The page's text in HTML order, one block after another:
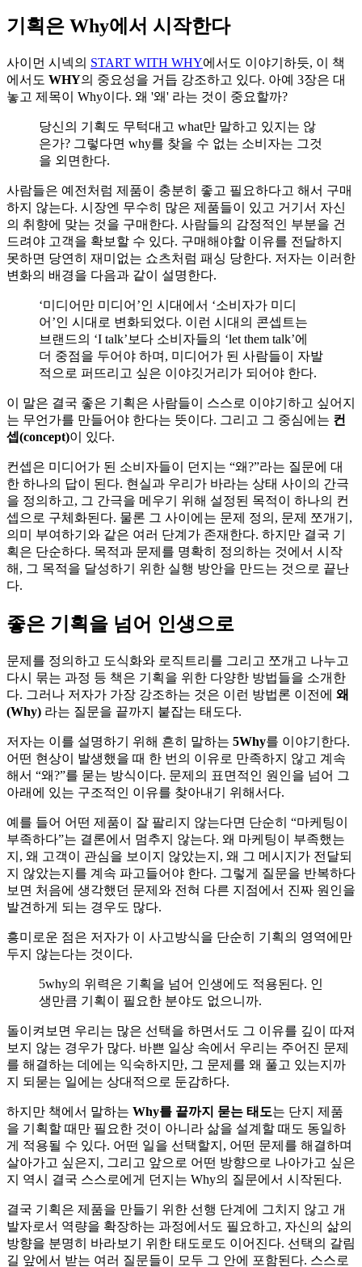
기획은 Why에서 시작한다
사이먼 시넥의 START WITH WHY에서도 이야기하듯, 이 책
에서도 WHY의 중요성을 거듭 강조하고 있다. 아예 3장은 대
놓고 제목이 Why이다. 왜 '왜' 라는 것이 중요할까?
당신의 기획도 무턱대고 what만 말하고 있지는 않
은가? 그렇다면 why를 찾을 수 없는 소비자는 그것
을 외면한다.
사람들은 예전처럼 제품이 충분히 좋고 필요하다고 해서 구매
하지 않는다. 시장엔 무수히 많은 제품들이 있고 거기서 자신
의 취향에 맞는 것을 구매한다. 사람들의 감정적인 부분을 건
드려야 고객을 확보할 수 있다. 구매해야할 이유를 전달하지
못하면 당연히 재미없는 쇼츠처럼 패싱 당한다. 저자는 이러한
변화의 배경을 다음과 같이 설명한다.
‘미디어만 미디어’인 시대에서 ‘소비자가 미디
어’인 시대로 변화되었다. 이런 시대의 콘셉트는
브랜드의 ‘I talk’보다 소비자들의 ‘let them talk’에
더 중점을 두어야 하며, 미디어가 된 사람들이 자발
적으로 퍼뜨리고 싶은 이야깃거리가 되어야 한다.
이 말은 결국 좋은 기획은 사람들이 스스로 이야기하고 싶어지
는 무언가를 만들어야 한다는 뜻이다. 그리고 그 중심에는 컨
셉(concept)이 있다.
컨셉은 미디어가 된 소비자들이 던지는 “왜?”라는 질문에 대
한 하나의 답이 된다. 현실과 우리가 바라는 상태 사이의 간극
을 정의하고, 그 간극을 메우기 위해 설정된 목적이 하나의 컨
셉으로 구체화된다. 물론 그 사이에는 문제 정의, 문제 쪼개기,
의미 부여하기와 같은 여러 단계가 존재한다. 하지만 결국 기
획은 단순하다. 목적과 문제를 명확히 정의하는 것에서 시작
해, 그 목적을 달성하기 위한 실행 방안을 만드는 것으로 끝난
다.
좋은 기획을 넘어 인생으로
문제를 정의하고 도식화와 로직트리를 그리고 쪼개고 나누고
다시 묶는 과정 등 책은 기획을 위한 다양한 방법들을 소개한
다. 그러나 저자가 가장 강조하는 것은 이런 방법론 이전에 왜
(Why) 라는 질문을 끝까지 붙잡는 태도다.
저자는 이를 설명하기 위해 흔히 말하는 5Why를 이야기한다.
어떤 현상이 발생했을 때 한 번의 이유로 만족하지 않고 계속
해서 “왜?”를 묻는 방식이다. 문제의 표면적인 원인을 넘어 그
아래에 있는 구조적인 이유를 찾아내기 위해서다.
예를 들어 어떤 제품이 잘 팔리지 않는다면 단순히 “마케팅이
부족하다”는 결론에서 멈추지 않는다. 왜 마케팅이 부족했는
지, 왜 고객이 관심을 보이지 않았는지, 왜 그 메시지가 전달되
지 않았는지를 계속 파고들어야 한다. 그렇게 질문을 반복하다
보면 처음에 생각했던 문제와 전혀 다른 지점에서 진짜 원인을
발견하게 되는 경우도 많다.
흥미로운 점은 저자가 이 사고방식을 단순히 기획의 영역에만
두지 않는다는 것이다.
5why의 위력은 기획을 넘어 인생에도 적용된다. 인
생만큼 기획이 필요한 분야도 없으니까.
돌이켜보면 우리는 많은 선택을 하면서도 그 이유를 깊이 따져
보지 않는 경우가 많다. 바쁜 일상 속에서 우리는 주어진 문제
를 해결하는 데에는 익숙하지만, 그 문제를 왜 풀고 있는지까
지 되묻는 일에는 상대적으로 둔감하다.
하지만 책에서 말하는 Why를 끝까지 묻는 태도는 단지 제품
을 기획할 때만 필요한 것이 아니라 삶을 설계할 때도 동일하
게 적용될 수 있다. 어떤 일을 선택할지, 어떤 문제를 해결하며
살아가고 싶은지, 그리고 앞으로 어떤 방향으로 나아가고 싶은
지 역시 결국 스스로에게 던지는 Why의 질문에서 시작된다.
결국 기획은 제품을 만들기 위한 선행 단계에 그치지 않고 개
발자로서 역량을 확장하는 과정에서도 필요하고, 자신의 삶의
방향을 분명히 바라보기 위한 태도로도 이어진다. 선택의 갈림
길 앞에서 받는 여러 질문들이 모두 그 안에 포함된다. 스스로